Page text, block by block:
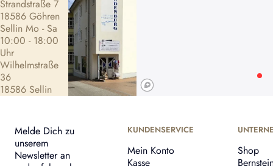
Strandstraße 7
18586 Göhren
Sellin Mo - Sa
10:00 - 18:00
Uhr
Wilhelmstraße
36
18586 Sellin
Melde Dich zu
unserem
Newsletter an
KUNDENSERVICE
Mein Konto
Kasse
Shop